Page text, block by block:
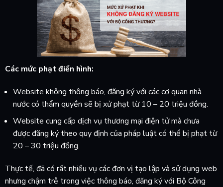
Các mức phạt điển hình:
Website không thông báo, đăng ký với các cơ quan nhà
nước có thẩm quyền sẽ bị xử phạt từ 10 – 20 triệu đồng.
Website cung cấp dịch vụ thương mại điện tử mà chưa
được đăng ký theo quy định của pháp luật có thể bị phạt từ
20 – 30 triệu đồng.
Thực tế, đã có rất nhiều vụ các đơn vị tạo lập và sử dụng web
nhưng chậm trễ trong việc thông báo, đăng ký với Bộ Công